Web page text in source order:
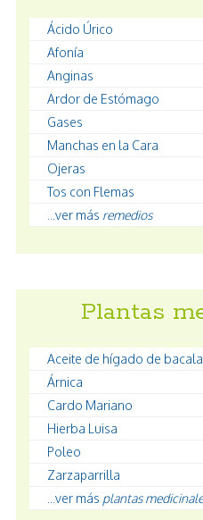
Ácido Úrico
Afonía
Anginas
Ardor de Estómago
Gases
Manchas en la Cara
Ojeras
Tos con Flemas
...ver más remedios
Plantas
Aceite de hígado de
Árnica
Cardo Mariano
Hierba Luisa
Poleo
Zarzaparrilla
...ver más plantas